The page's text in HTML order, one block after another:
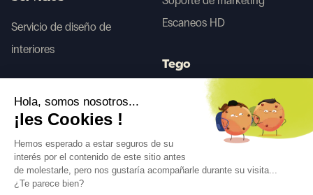
Síguenos
Servicio de diseño de
interiores
Escaneos HD
Tego
Antes/Después IA
Hola, somos nosotros...
¡les Cookies !
Hemos esperado a estar seguros de su
interés por el contenido de este sitio antes
de molestarle, pero nos gustaría acompañarle durante su visita...
¿Te parece bien?